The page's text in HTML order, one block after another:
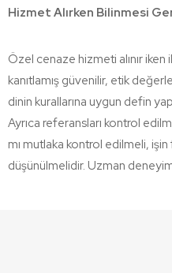
Hizmet Alırken Bilinmesi
Özel cenaze hizmeti alınır iken
kanıtlamış güvenilir, etik
dinin kurallarına uygun defin
Ayrıca referansları kontrol
mı mutlaka kontrol edilmeli,
düşünülmelidir. Uzman